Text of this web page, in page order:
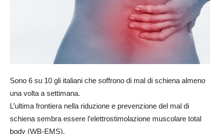
Sono 6 su 10 gli italiani che soffrono di mal di schiena almeno
una volta a settimana.
L’ultima frontiera nella riduzione e prevenzione del mal di
schiena sembra essere l’elettrostimolazione muscolare total
body (WB-EMS).